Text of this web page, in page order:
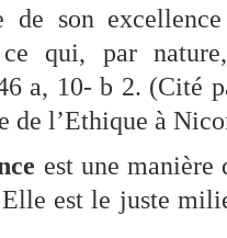
de son
qui, par
a, 10- b 2. (Cité
de l’Ethique à
est une manière
est le juste